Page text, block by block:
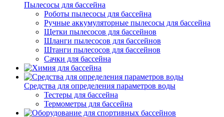
Пылесосы для бассейна
Роботы пылесосы для бассейна
Ручные аккумуляторные пылесосы для бассейна
Щетки пылесосов для бассейнов
Шланги пылесосов для бассейнов
Штанги пылесосов для бассейнов
Сачки для бассейна
Средства для определения параметров воды
Тестеры для бассейна
Термометры для бассейна